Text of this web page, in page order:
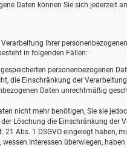
Daten können Sie sich jederzeit
Ihrer
in folgenden Fällen:
personenbezogenen
die Einschränkung der
Daten unrechtmäßig
nicht mehr benötigen, Sie sie
Löschung die Einschränkung der
21 Abs. 1 DSGVO eingelegt haben,
Interessen überwiegen,